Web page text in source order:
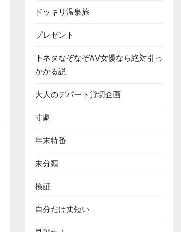
ドッキリ温泉旅
プレゼント
下ネタなぞなぞAV女優なら絶対引っ
かかる説
大人のデパート貸切企画
寸劇
年末特番
未分類
検証
自分だけ丈短い